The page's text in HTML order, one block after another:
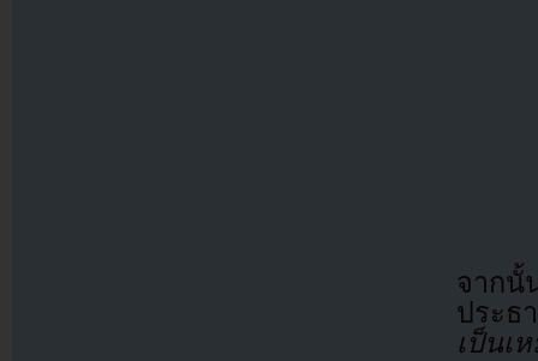
จากนั้
ประธ
เป็นเ